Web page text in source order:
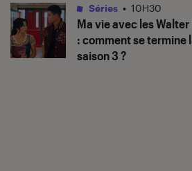
Ma vie avec les Walter
: comment se termine
saison 3 ?
Séries • 10H30